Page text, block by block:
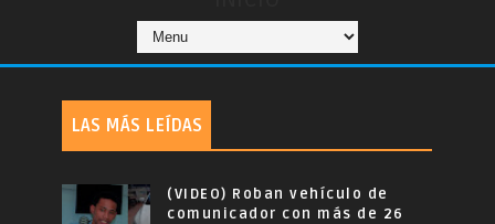
LAS MÁS LEÍDAS
(VIDEO) Roban vehículo de
comunicador con más de 26